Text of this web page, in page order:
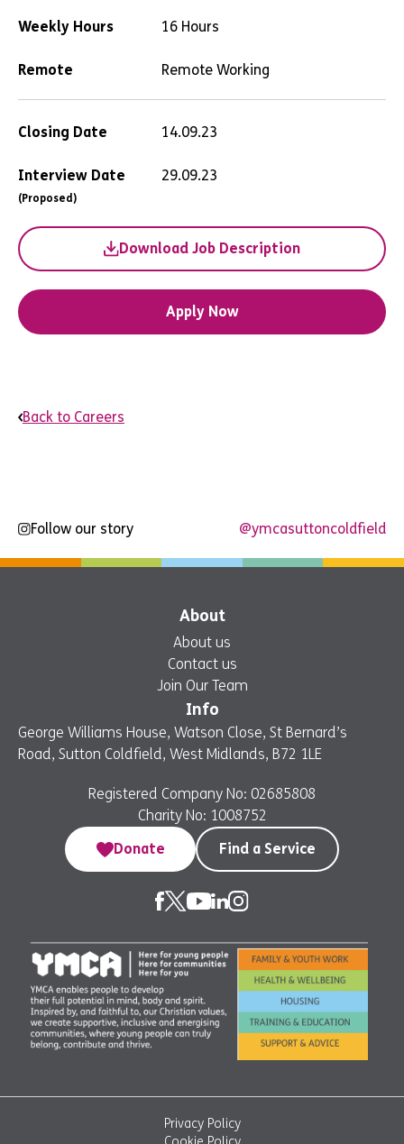
Weekly Hours 16 Hours
Remote Remote Working
Closing Date 14.09.23
Interview Date
(Proposed)
29.09.23
Download Job Description
Apply Now
Back to Careers
Follow our story @ymcasuttoncoldfield
About
About us
Contact us
Join Our Team
Info
George Williams House, Watson Close, St Bernard’s
Road, Sutton Coldfield, West Midlands, B72 1LE
Registered Company No: 02685808
Charity No: 1008752
Donate
Find a Service
Privacy Policy